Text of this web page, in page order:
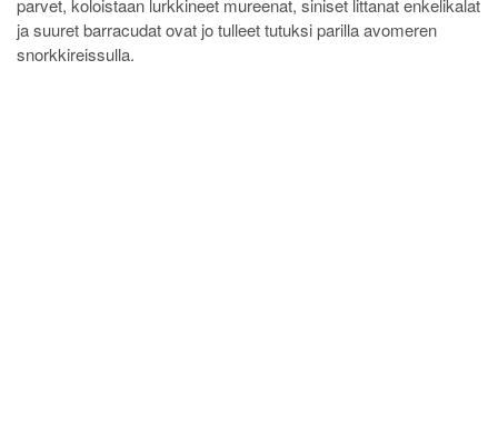
parvet, koloistaan lurkkineet mureenat, siniset littanat enkelikalat
ja suuret barracudat ovat jo tulleet tutuksi parilla avomeren
snorkkireissulla.